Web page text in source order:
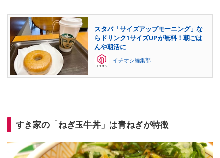
スタバ「サイズアップモーニング」な
らドリンク1サイズUPが無料！朝ごは
んや朝活に
イチオシ編集部
すき家の「ねぎ玉牛丼」は青ねぎが特徴